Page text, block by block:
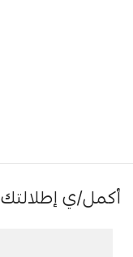
أكمل/ي إطلالتك